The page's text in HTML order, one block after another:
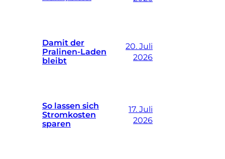
Damit der
Pralinen-Laden
bleibt
20. Juli
2026
So lassen sich
Stromkosten
sparen
17. Juli
2026